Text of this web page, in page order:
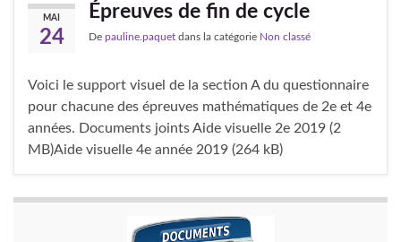
MAI
24
Épreuves de fin de cycle
De pauline.paquet dans la catégorie Non classé
Voici le support visuel de la section A du questionnaire
pour chacune des épreuves mathématiques de 2e et 4e
années. Documents joints Aide visuelle 2e 2019 (2
MB)Aide visuelle 4e année 2019 (264 kB)